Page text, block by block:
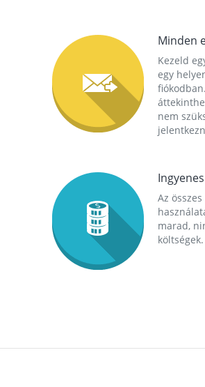
Minden
Kezeld
egy
nem
Ingyenes
Az
marad,
költségek.